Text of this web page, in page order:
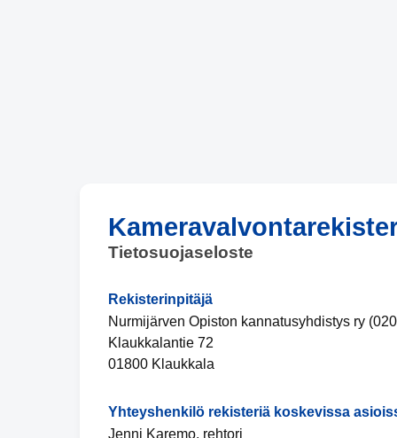
Tietosuojaseloste
Rekisterinpitäjä
Nurmijärven Opiston kannatusyhdistys ry
Klaukkalantie 72
01800 Klaukkala
Yhteyshenkilö rekisteriä koskevissa
Jenni Karemo, rehtori